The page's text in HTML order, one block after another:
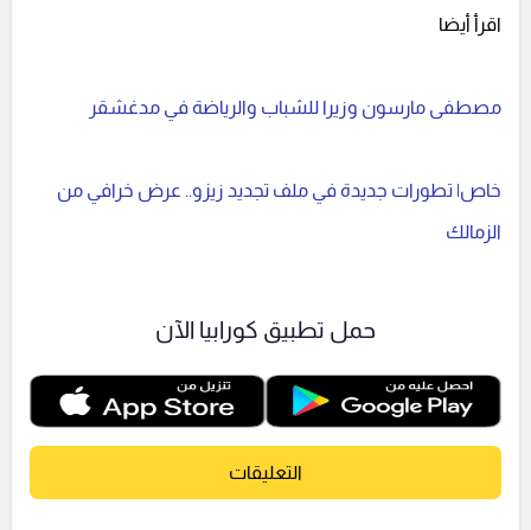
اقرأ أيضا
مصطفى مارسون وزيرا للشباب والرياضة في مدغشقر
خاص| تطورات جديدة في ملف تجديد زيزو.. عرض خرافي من
الزمالك
حمل تطبيق كورابيا الآن
التعليقات